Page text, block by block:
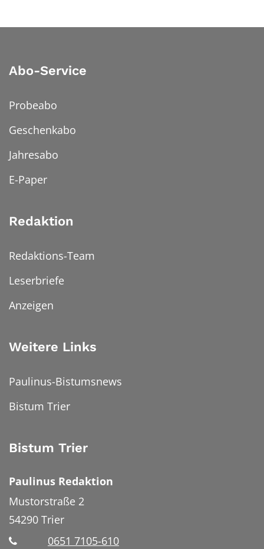
Abo-Service
Probeabo
Geschenkabo
Jahresabo
E-Paper
Redaktion
Redaktions-Team
Leserbriefe
Anzeigen
Weitere Links
Paulinus-Bistumsnews
Bistum Trier
Bistum Trier
Paulinus Redaktion
Mustorstraße 2
54290 Trier
0651 7105-610